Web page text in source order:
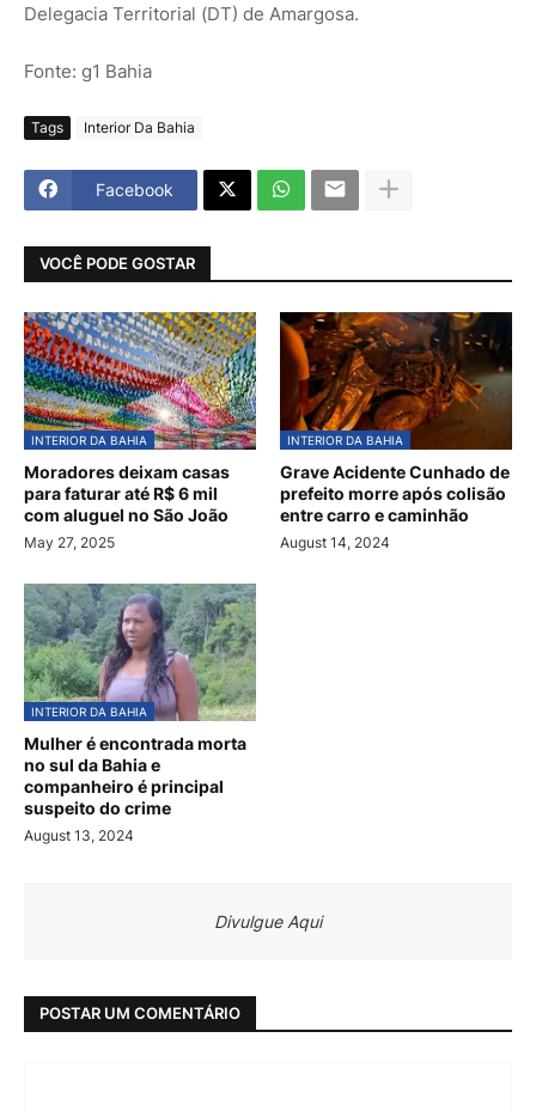
Delegacia Territorial (DT) de Amargosa.
Fonte: g1 Bahia
Tags Interior Da Bahia
Facebook
VOCÊ PODE GOSTAR
INTERIOR DA BAHIA
Moradores deixam casas
para faturar até R$ 6 mil
com aluguel no São João
May 27, 2025
INTERIOR DA BAHIA
Grave Acidente Cunhado de
prefeito morre após colisão
entre carro e caminhão
August 14, 2024
INTERIOR DA BAHIA
Mulher é encontrada morta
no sul da Bahia e
companheiro é principal
suspeito do crime
August 13, 2024
Divulgue Aqui
POSTAR UM COMENTÁRIO